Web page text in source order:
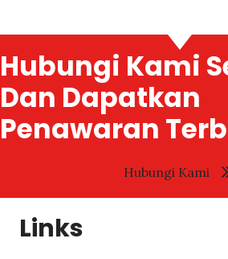
Hubungi Kami
Dan Dapatkan
Penawaran
Hubungi Kami
Links